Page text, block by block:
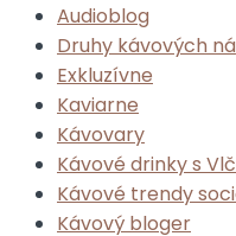
Audioblog
Druhy kávových
Exkluzívne
Kaviarne
Kávovary
Kávové drinky s
Kávové trendy
Kávový bloger